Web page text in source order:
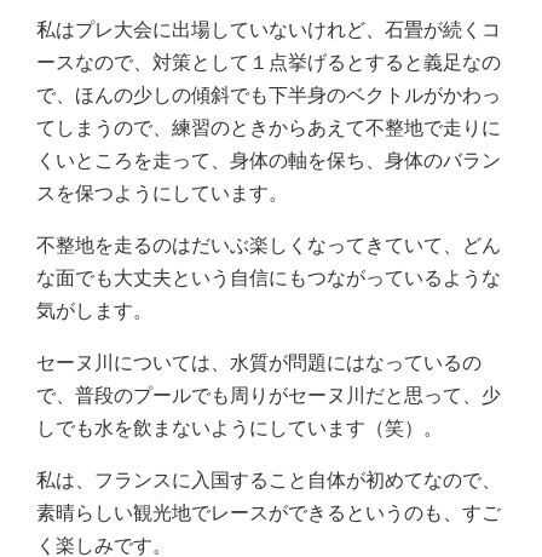
私はプレ大会に出場していないけれど、石畳が続くコ
ースなので、対策として１点挙げるとすると義足なの
で、ほんの少しの傾斜でも下半身のベクトルがかわっ
てしまうので、練習のときからあえて不整地で走りに
くいところを走って、身体の軸を保ち、身体のバラン
スを保つようにしています。
不整地を走るのはだいぶ楽しくなってきていて、どん
な面でも大丈夫という自信にもつながっているような
気がします。
セーヌ川については、水質が問題にはなっているの
で、普段のプールでも周りがセーヌ川だと思って、少
しでも水を飲まないようにしています（笑）。
私は、フランスに入国すること自体が初めてなので、
素晴らしい観光地でレースができるというのも、すご
く楽しみです。